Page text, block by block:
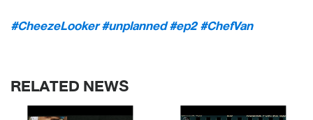
#CheezeLooker#unplanned#ep2#ChefVan
RELATED NEWS